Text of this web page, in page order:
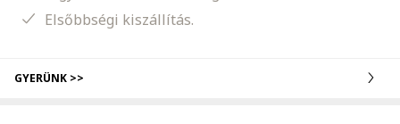
Elsőbbségi kiszállítás.
GYERÜNK >>